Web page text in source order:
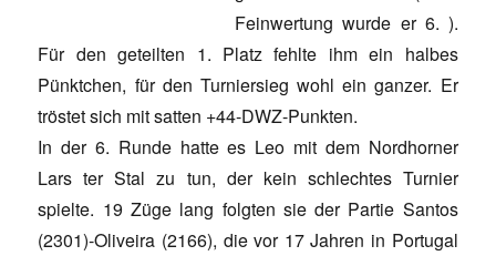
Feinwertung wurde er 6. ).
Für den geteilten 1. Platz fehlte ihm ein halbes
Pünktchen, für den Turniersieg wohl ein ganzer. Er
tröstet sich mit satten +44-DWZ-Punkten.
In der 6. Runde hatte es Leo mit dem Nordhorner
Lars ter Stal zu tun, der kein schlechtes Turnier
spielte. 19 Züge lang folgten sie der Partie Santos
(2301)-Oliveira (2166), die vor 17 Jahren in Portugal